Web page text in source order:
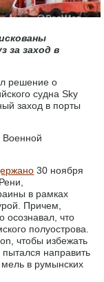
за заход в
решение о
судна Sky
заход в порты
Военной
30 ноября
в рамках
Причем,
осознавал, что
полуострова.
чтобы избежать
направить
в румынских